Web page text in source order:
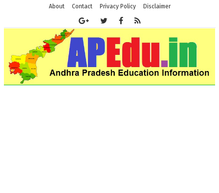
About Contact Privacy Policy Disclaimer